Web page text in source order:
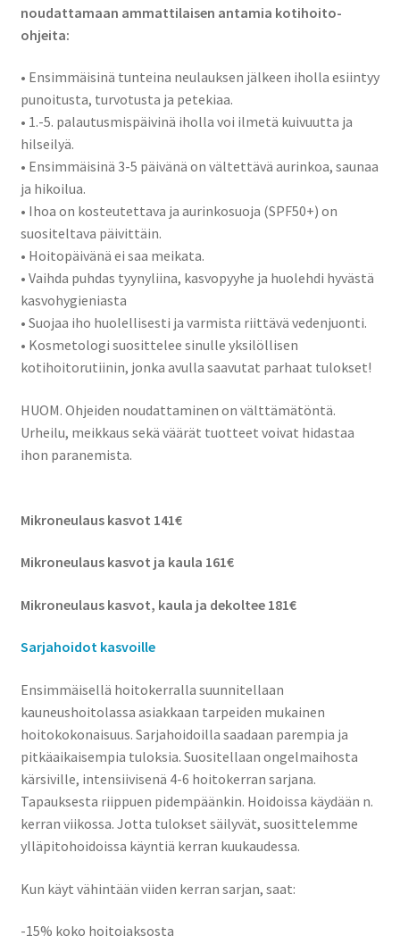
noudattamaan ammattilaisen antamia kotihoito-
ohjeita:
• Ensimmäisinä tunteina neulauksen jälkeen iholla esiintyy
punoitusta, turvotusta ja petekiaa.
• 1.-5. palautusmispäivinä iholla voi ilmetä kuivuutta ja
hilseilyä.
• Ensimmäisinä 3-5 päivänä on vältettävä aurinkoa, saunaa
ja hikoilua.
• Ihoa on kosteutettava ja aurinkosuoja (SPF50+) on
suositeltava päivittäin.
• Hoitopäivänä ei saa meikata.
• Vaihda puhdas tyynyliina, kasvopyyhe ja huolehdi hyvästä
kasvohygieniasta
• Suojaa iho huolellisesti ja varmista riittävä vedenjuonti.
• Kosmetologi suosittelee sinulle yksilöllisen
kotihoitorutiinin, jonka avulla saavutat parhaat tulokset!
HUOM. Ohjeiden noudattaminen on välttämätöntä.
Urheilu, meikkaus sekä väärät tuotteet voivat hidastaa
ihon paranemista.
Mikroneulaus kasvot 141€
Mikroneulaus kasvot ja kaula 161€
Mikroneulaus kasvot, kaula ja dekoltee 181€
Sarjahoidot kasvoille
Ensimmäisellä hoitokerralla suunnitellaan
kauneushoitolassa asiakkaan tarpeiden mukainen
hoitokokonaisuus. Sarjahoidoilla saadaan parempia ja
pitkäaikaisempia tuloksia. Suositellaan ongelmaihosta
kärsiville, intensiivisenä 4-6 hoitokerran sarjana.
Tapauksesta riippuen pidempäänkin. Hoidoissa käydään n.
kerran viikossa. Jotta tulokset säilyvät, suosittelemme
ylläpitohoidoissa käyntiä kerran kuukaudessa.
Kun käyt vähintään viiden kerran sarjan, saat:
-15% koko hoitojaksosta